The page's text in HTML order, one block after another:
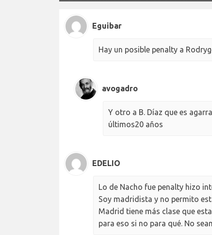
Eguibar
Hay un posible penalty a
avogadro
Y otro a B. Díaz que es
últimos20 años
EDELIO
Lo de Nacho fue penalty hizo
Soy madridista y no permito
Madrid tiene más clase que
para eso si no para qué. No